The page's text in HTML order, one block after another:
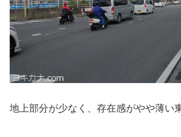
地上部分が少なく、存在感がやや薄い